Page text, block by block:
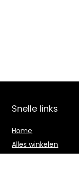
Snelle links
Home
Alles winkelen